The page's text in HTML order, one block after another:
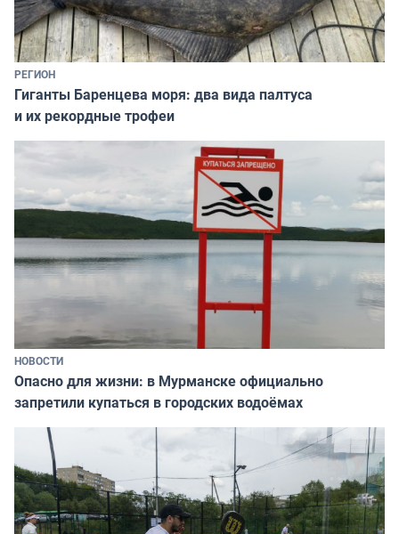
РЕГИОН
Гиганты Баренцева моря: два вида палтуса
и их рекордные трофеи
НОВОСТИ
Опасно для жизни: в Мурманске официально
запретили купаться в городских водоёмах